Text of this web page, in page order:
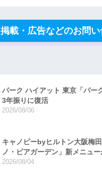
掲載・広告などのお問い
パーク ハイアット 東京「パー
3年振りに復活
2026/08/06
キャノピーbyヒルトン大阪梅
ノ・ビアガーデン」新メニュー
2026/08/04